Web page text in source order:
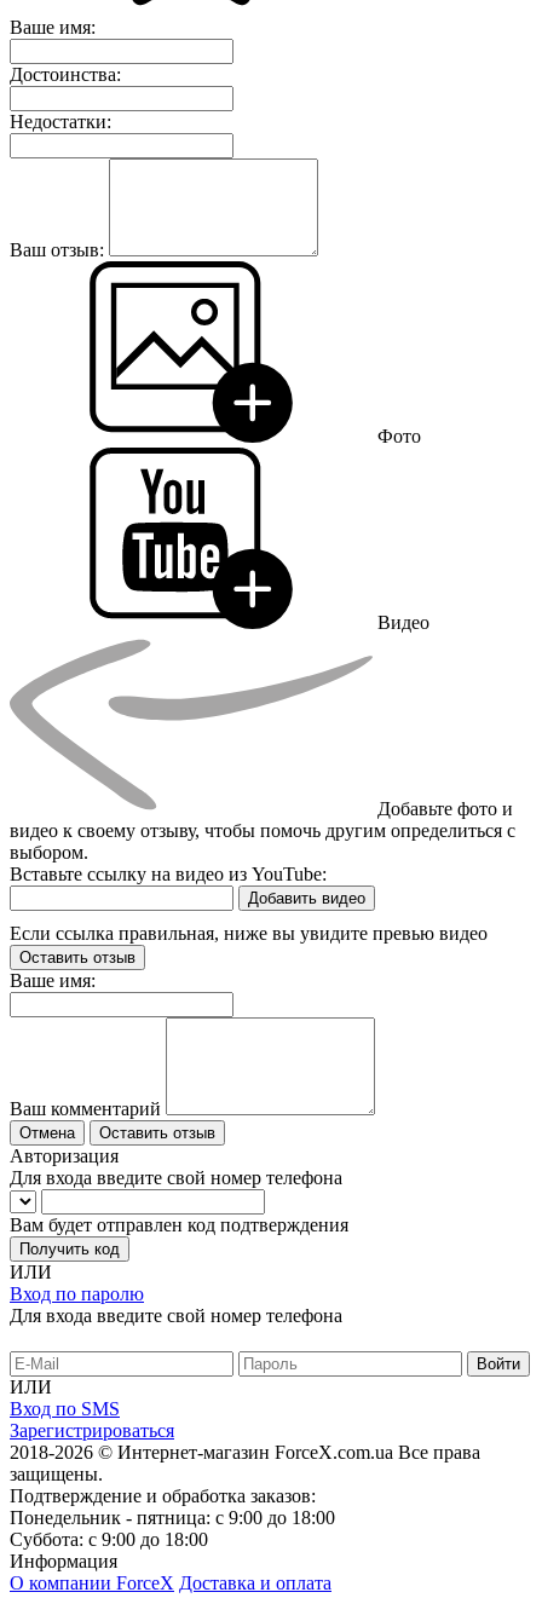
Ваше имя:
Достоинства:
Недостатки:
Ваш отзыв:
Фото
Видео
Добавьте фото и
видео к своему отзыву, чтобы помочь другим определиться с
выбором.
Вставьте ссылку на видео из YouTube:
Добавить видео
Если ссылка правильная, ниже вы увидите превью видео
Оставить отзыв
Ваше имя:
Ваш комментарий
Отмена Оставить отзыв
Авторизация
Для входа введите свой номер телефона
Вам будет отправлен код подтверждения
Получить код
ИЛИ
Вход по паролю
Для входа введите свой номер телефона
ИЛИ
Вход по SMS
Зарегистрироваться
2018-2026 © Интернет-магазин ForceX.com.ua Все права
защищены.
Подтверждение и обработка заказов:
Понедельник - пятница: с 9:00 до 18:00
Суббота: с 9:00 до 18:00
Информация
О компании ForceX Доставка и оплата